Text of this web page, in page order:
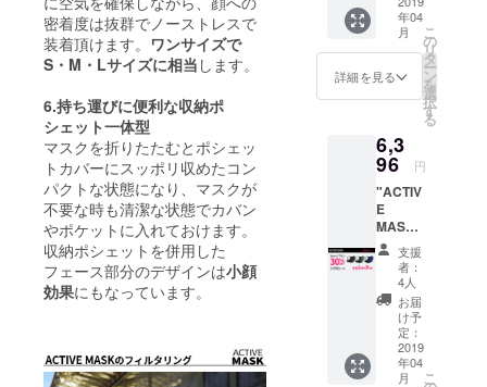
密着度は抜群でノーストレスで
装着頂けます。 ワンサイズで
S・M・Lサイズに相当 します。
6.持ち運びに便利な収納ポ
シェット一体型
マスクを折りたたむとポシェッ
トカバーにスッポリ収めたコン
パクトな状態になり、マスクが
不要な時も清潔な状態でカバン
やポケットに入れておけます。
収納ポシェットを併用した
フェース部分のデザインは小顔
効果にもなっています。
幸いです。
皆さまの応
援、どうぞ
宜しくお願
ます。
売予定
価格
3255円
（送料
込） ＊
プルダ
てカ
ラーを
お選び
くださ
い
年04
月
詳細を見る
こ
の
リ
タ
ー
ン
を
選
択
す
る
6,3
96 円
"ACTIV
E
MASK"
3セット
(各色を
1点ず
つ) 商品
代金
5996円
(30%OF
F)+送料
400円
支援
者：
4人
お届
け予
定：
2019
年04
月
こ